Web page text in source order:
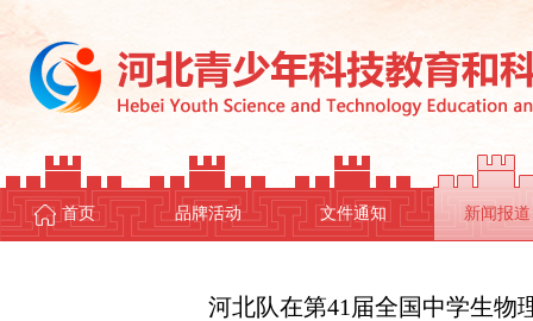
首页 品牌活动 文件通知 新闻报道
河北队在第41届全国中学生物